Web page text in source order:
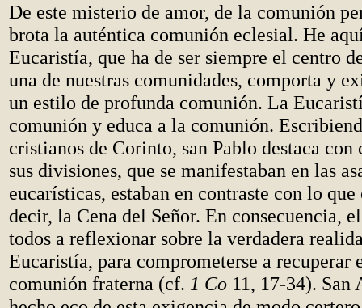
De este misterio de amor, de la comunión
brota la auténtica comunión eclesial. He
Eucaristía, que ha de ser siempre el centro
una de nuestras comunidades, comporta y
un estilo de profunda comunión. La
comunión y educa a la comunión.
cristianos de Corinto, san Pablo destaca
sus divisiones, que se manifestaban en las
eucarísticas, estaban en contraste con lo que
decir, la Cena del Señor. En consecuencia,
todos a reflexionar sobre la verdadera
Eucaristía, para comprometerse a recuperar
comunión fraterna (cf. 1 Co 11, 17-34). San